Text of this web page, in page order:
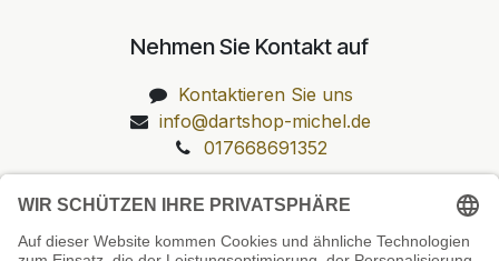
Nehmen Sie Kontakt auf
Kontaktieren Sie uns
info@dartshop-michel.de
017668691352